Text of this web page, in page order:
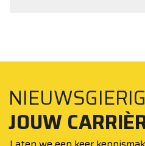
JOUW